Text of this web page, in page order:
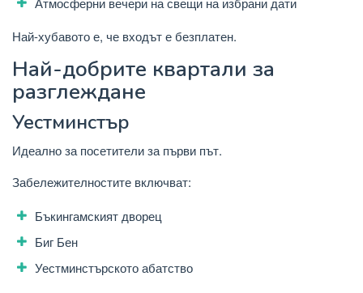
Най-хубавото е, че входът е безплатен.
Най-добрите квартали за
разглеждане
Уестминстър
Идеално за посетители за първи път.
Забележителностите включват:
Бъкингамският дворец
Биг Бен
Уестминстърското абатство